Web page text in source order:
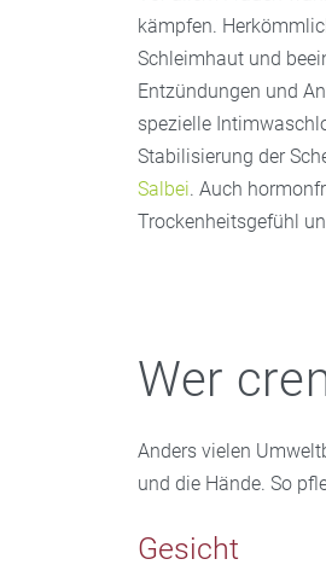
kämpfen.
Schleimhaut und
Entzündungen und
spezielle
Stabilisierung der
Salbei. Auch
Trockenheitsgefühl
Wer
Anders vielen
und die Hände. So
Gesicht